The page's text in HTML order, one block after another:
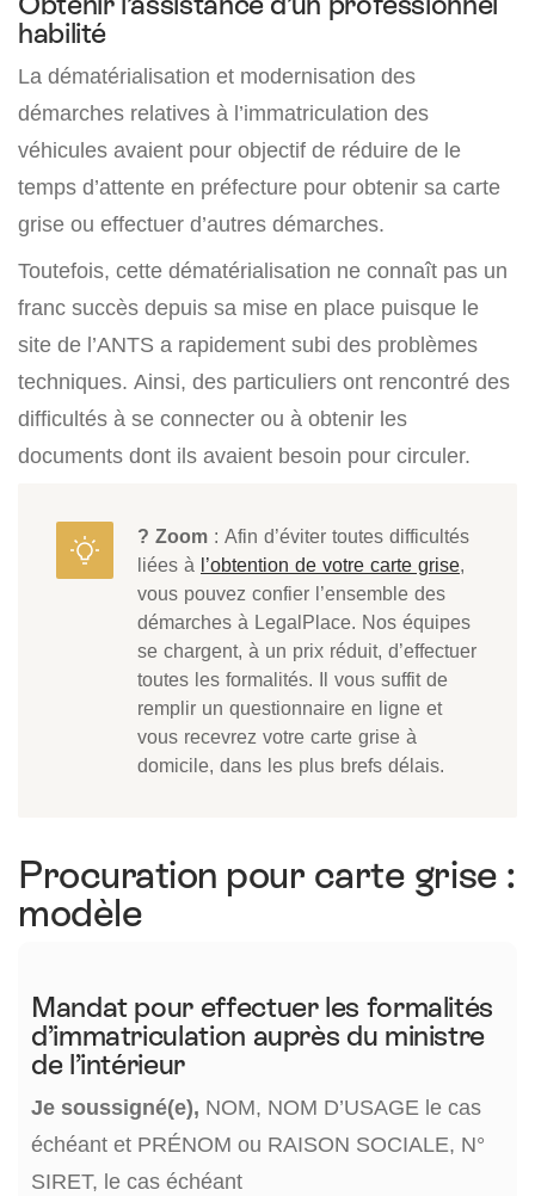
habilité
La dématérialisation et modernisation des
démarches relatives à l’immatriculation des
véhicules avaient pour objectif de réduire de le
temps d’attente en préfecture pour obtenir sa carte
grise ou effectuer d’autres démarches.
Toutefois, cette dématérialisation ne connaît pas un
franc succès depuis sa mise en place puisque le
site de l’ANTS a rapidement subi des problèmes
techniques. Ainsi, des particuliers ont rencontré des
difficultés à se connecter ou à obtenir les
documents dont ils avaient besoin pour circuler.
? Zoom : Afin d’éviter toutes difficultés
liées à l’obtention de votre carte grise,
vous pouvez confier l’ensemble des
démarches à LegalPlace. Nos équipes
se chargent, à un prix réduit, d’effectuer
toutes les formalités. Il vous suffit de
remplir un questionnaire en ligne et
vous recevrez votre carte grise à
domicile, dans les plus brefs délais.
Procuration pour carte grise :
modèle
Mandat pour effectuer les formalités
d’immatriculation auprès du ministre
de l’intérieur
Je soussigné(e), NOM, NOM D’USAGE le cas
échéant et PRÉNOM ou RAISON SOCIALE, N°
SIRET, le cas échéant